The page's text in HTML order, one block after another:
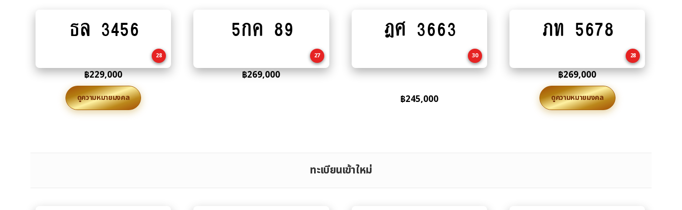
Add
to
ธล 3456
28
฿229,000
ดูความหมายมงคล
Add
to
5กค 89
27
฿269,000
Add
to
ฎศ 3663
30
฿245,000
Add
to
ภท 5678
28
฿269,000
ดูความหมายมงคล
ทะเบียนเข้าใหม่